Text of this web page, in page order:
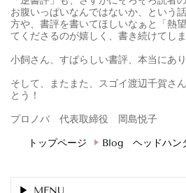
お腹いっぱいなんではないか、という
方や、書評を書いてほしいなぁと「熱
てくださるのが嬉しく、書き続けてし
小飼さん、すばらしい書評、本当にあ
そして、またまた、スゴイ渡辺千賀さ
とう！
プロノバ 代表取締役 岡島悦子
トップページ Blog ヘッドハン
MENU